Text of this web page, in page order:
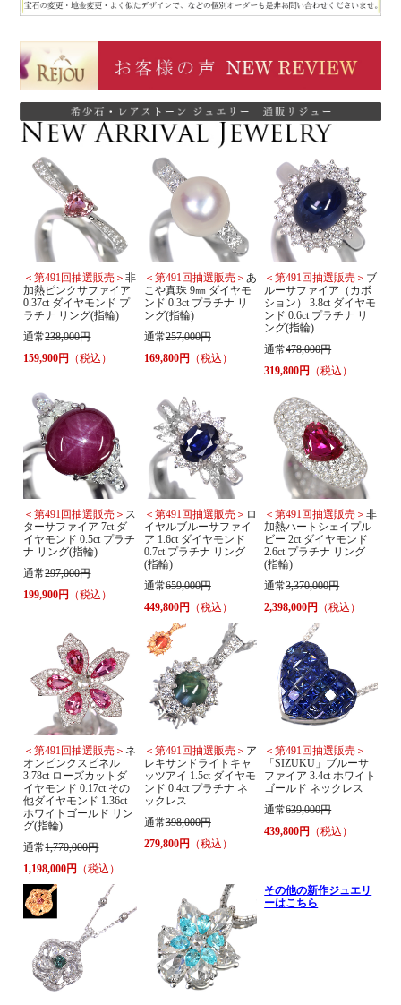
＜第491回抽選販売＞非
加熱ピンクサファイア
0.37ct ダイヤモンド プ
ラチナ リング(指輪)
通常238,000円
159,900円 （税込）
＜第491回抽選販売＞ あ
こや真珠 9㎜ ダイヤモ
ンド 0.3ct プラチナ リ
ング(指輪)
通常257,000円
169,800円 （税込）
＜第491回抽選販売＞ ブ
ルーサファイア（カボ
ション） 3.8ct ダイヤモ
ンド 0.6ct プラチナ リ
ング(指輪)
通常478,000円
319,800円 （税込）
＜第491回抽選販売＞ ス
ターサファイア 7ct ダ
イヤモンド 0.5ct プラチ
ナ リング(指輪)
通常297,000円
199,900円
（税込）
＜第491回抽選販売＞ ロ
イヤルブルーサファイ
ア 1.6ct ダイヤモンド
0.7ct プラチナ リング
(指輪)
通常659,000円
449,800円
（税込）
＜第491回抽選販売＞非
加熱ハートシェイプル
ビー 2ct ダイヤモンド
2.6ct プラチナ リング
(指輪)
通常3,370,000円
2,398,000円
（税込）
＜第491回抽選販売＞ ネ
オンピンクスピネル
3.78ct ローズカットダ
イヤモンド 0.17ct その
他ダイヤモンド 1.36ct
ホワイトゴールド リン
グ(指輪)
通常1,770,000円
1,198,000円
（税込）
＜第491回抽選販売＞ ア
レキサンドライトキャ
ッツアイ 1.5ct ダイヤモ
ンド 0.4ct プラチナ ネ
ックレス
通常398,000円
279,800円
（税込）
＜第491回抽選販売＞
「SIZUKU」ブルーサ
ファイア 3.4ct ホワイト
ゴールド ネックレス
通常639,000円
439,800円
（税込）
その他の新作ジュエリ
ーはこちら